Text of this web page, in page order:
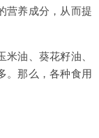
营养成分，从而提
油、葵花籽油、
。那么，各种食用